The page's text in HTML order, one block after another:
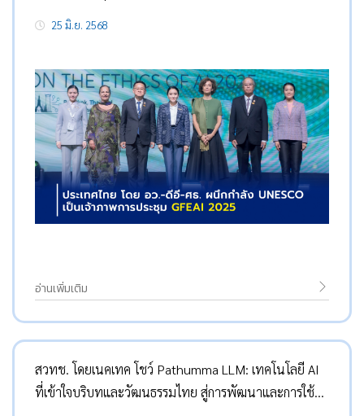
25 มิ.ย. 2568
อ่านเพิ่มเติม
สวทช. โดยเนคเทค โชว์ Pathumma LLM: เทคโนโลยี AI
ที่เข้าใจบริบทและวัฒนธรรมไทย สู่การพัฒนาและการใช้